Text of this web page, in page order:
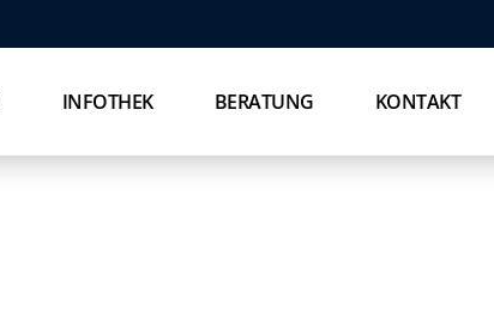
INFOTHEK BERATUNG KONTAKT